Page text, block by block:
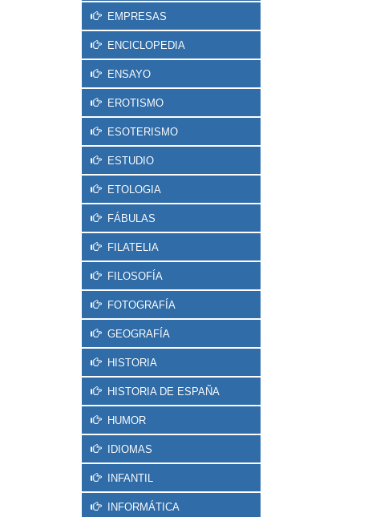
EMPRESAS
ENCICLOPEDIA
ENSAYO
EROTISMO
ESOTERISMO
ESTUDIO
ETOLOGIA
FÁBULAS
FILATELIA
FILOSOFÍA
FOTOGRAFÍA
GEOGRAFÍA
HISTORIA
HISTORIA DE ESPAÑA
HUMOR
IDIOMAS
INFANTIL
INFORMÁTICA